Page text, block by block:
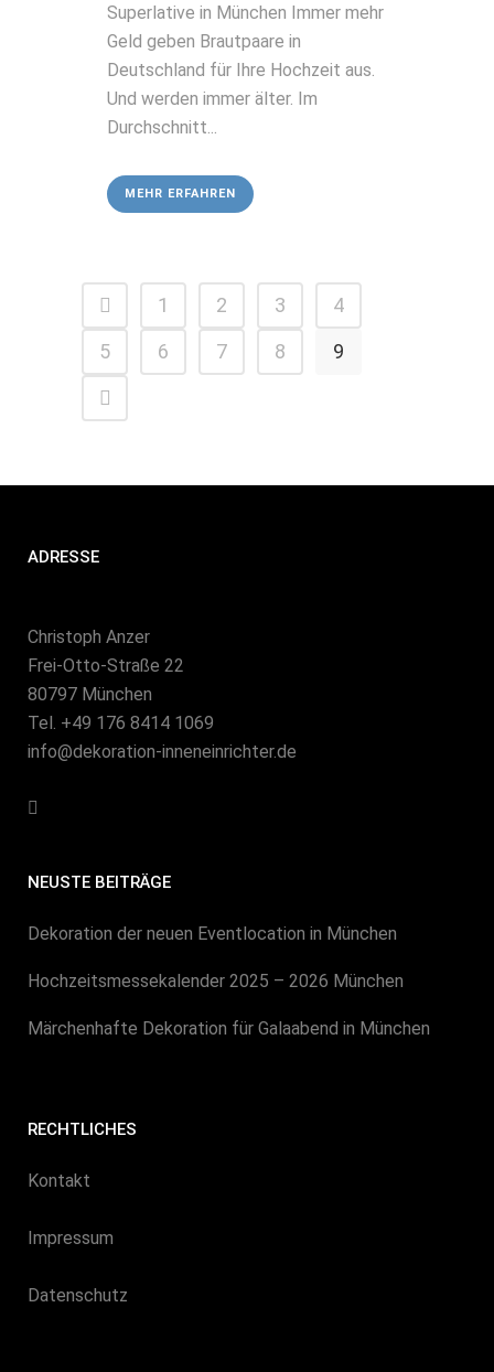
Superlative in München Immer mehr
Geld geben Brautpaare in
Deutschland für Ihre Hochzeit aus.
Und werden immer älter. Im
Durchschnitt...
MEHR ERFAHREN
1 2 3
4
5
6 7 8 9
ADRESSE
Christoph Anzer
Frei-Otto-Straße 22
80797 München
Tel. +49 176 8414 1069
info@dekoration-inneneinrichter.de
NEUSTE BEITRÄGE
Dekoration der neuen Eventlocation in München
Hochzeitsmessekalender 2025 – 2026 München
Märchenhafte Dekoration für Galaabend in München
RECHTLICHES
Kontakt
Impressum
Datenschutz